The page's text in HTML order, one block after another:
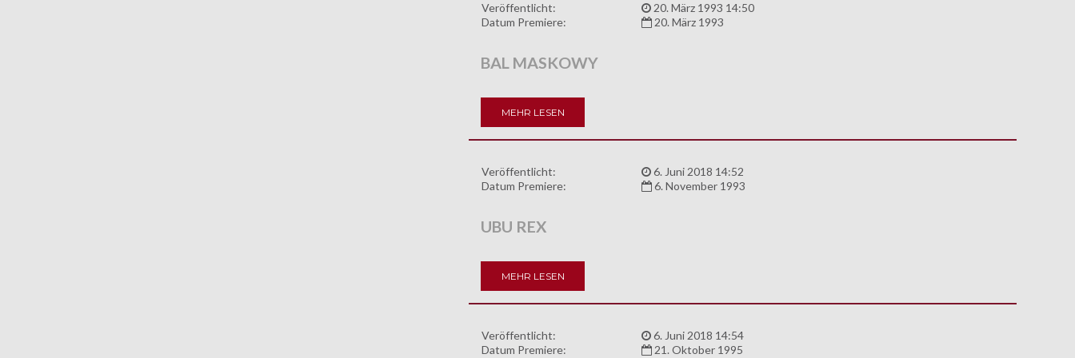
Veröffentlicht:
20. März 1993 14:50
Datum Premiere:
20. März 1993
BAL MASKOWY
MEHR LESEN
Veröffentlicht:
6. Juni 2018 14:52
Datum Premiere:
6. November 1993
UBU REX
MEHR LESEN
Veröffentlicht:
6. Juni 2018 14:54
Datum Premiere:
21. Oktober 1995